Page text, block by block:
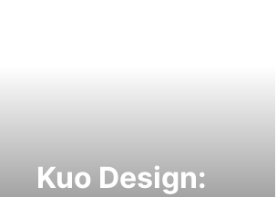
Kuo Design: